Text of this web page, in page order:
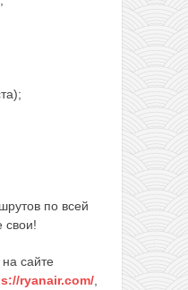
по всей
свои!
сайте
ryanair.com/